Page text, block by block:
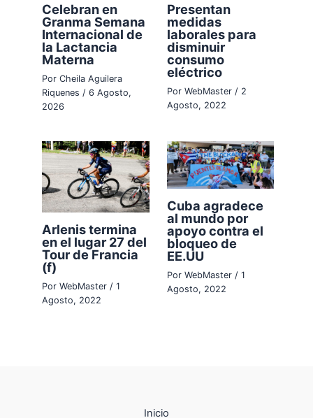
Celebran en
Granma Semana
Internacional de
la Lactancia
Materna
PorCheila Aguilera
Riquenes /6 Agosto,
2026
Presentan
medidas
laborales para
disminuir
consumo
eléctrico
Por WebMaster / 2
Agosto, 2022
Arlenis termina
en el lugar 27 del
Tour de Francia
(f)
PorWebMaster /1
Agosto, 2022
Cuba agradece
al mundo por
apoyo contra el
bloqueo de
EE.UU
Por WebMaster / 1
Agosto, 2022
Inicio